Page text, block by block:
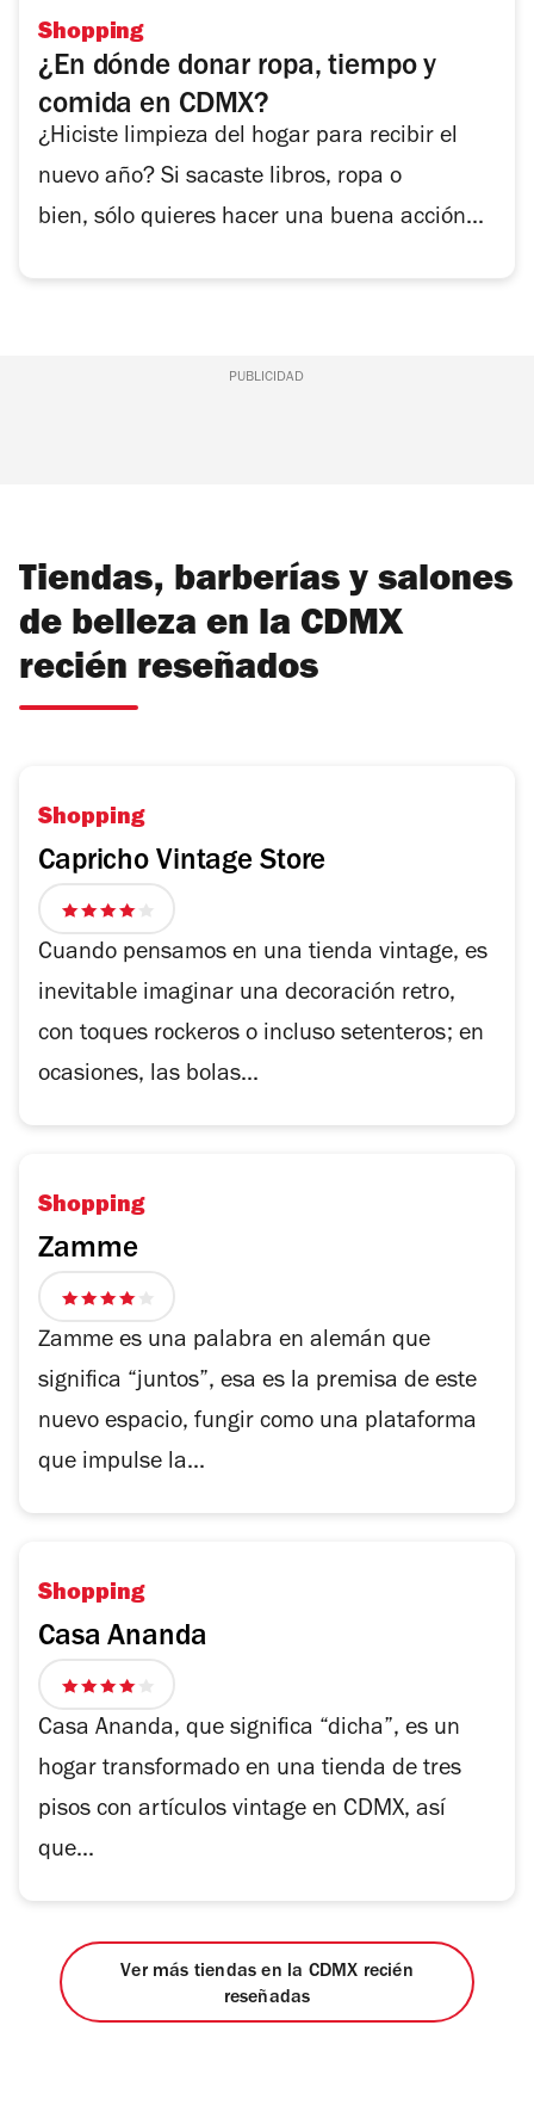
Shopping
¿En dónde donar ropa, tiempo y
comida en CDMX?
¿Hiciste limpieza del hogar para recibir el
nuevo año? Si sacaste libros, ropa o
bien, sólo quieres hacer una buena acción...
PUBLICIDAD
Tiendas, barberías y salones
de belleza en la CDMX
recién reseñados
Shopping
Capricho Vintage Store
4
de
5
Cuando pensamos en una tienda vintage, es
inevitable imaginar una decoración retro,
con toques rockeros o incluso setenteros; en
ocasiones, las bolas...
Shopping
Zamme
4
de
estrellas
Zamme es una palabra en alemán que
significa “juntos”, esa es la premisa de este
nuevo espacio, fungir como una plataforma
que impulse la...
Shopping
Casa Ananda
4
de
Casa Ananda, que significa “dicha”, es un
hogar transformado en una tienda de tres
pisos con artículos vintage en CDMX, así
que...
Ver más tiendas en la CDMX recién
reseñadas